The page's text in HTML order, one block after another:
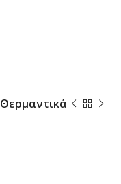
Θερμαντικά